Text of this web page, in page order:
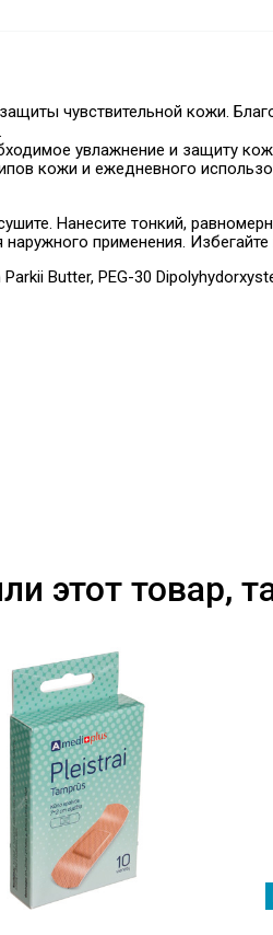
чувствительной кожи.
увлажнение и защиту
кожи и ежедневного
Нанесите тонкий,
применения. Избегайте
Butter, PEG-30
этот товар,